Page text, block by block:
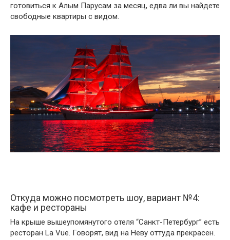
готовиться к Алым Парусам за месяц, едва ли вы найдете
свободные квартиры с видом.
Откуда можно посмотреть шоу, вариант №4:
кафе и рестораны
На крыше вышеупомянутого отеля “Санкт-Петербург” есть
ресторан La Vue. Говорят, вид на Неву оттуда прекрасен.